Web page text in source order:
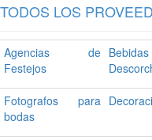
TODOS LOS
Agencias de
Festejos
Fotografos para
bodas